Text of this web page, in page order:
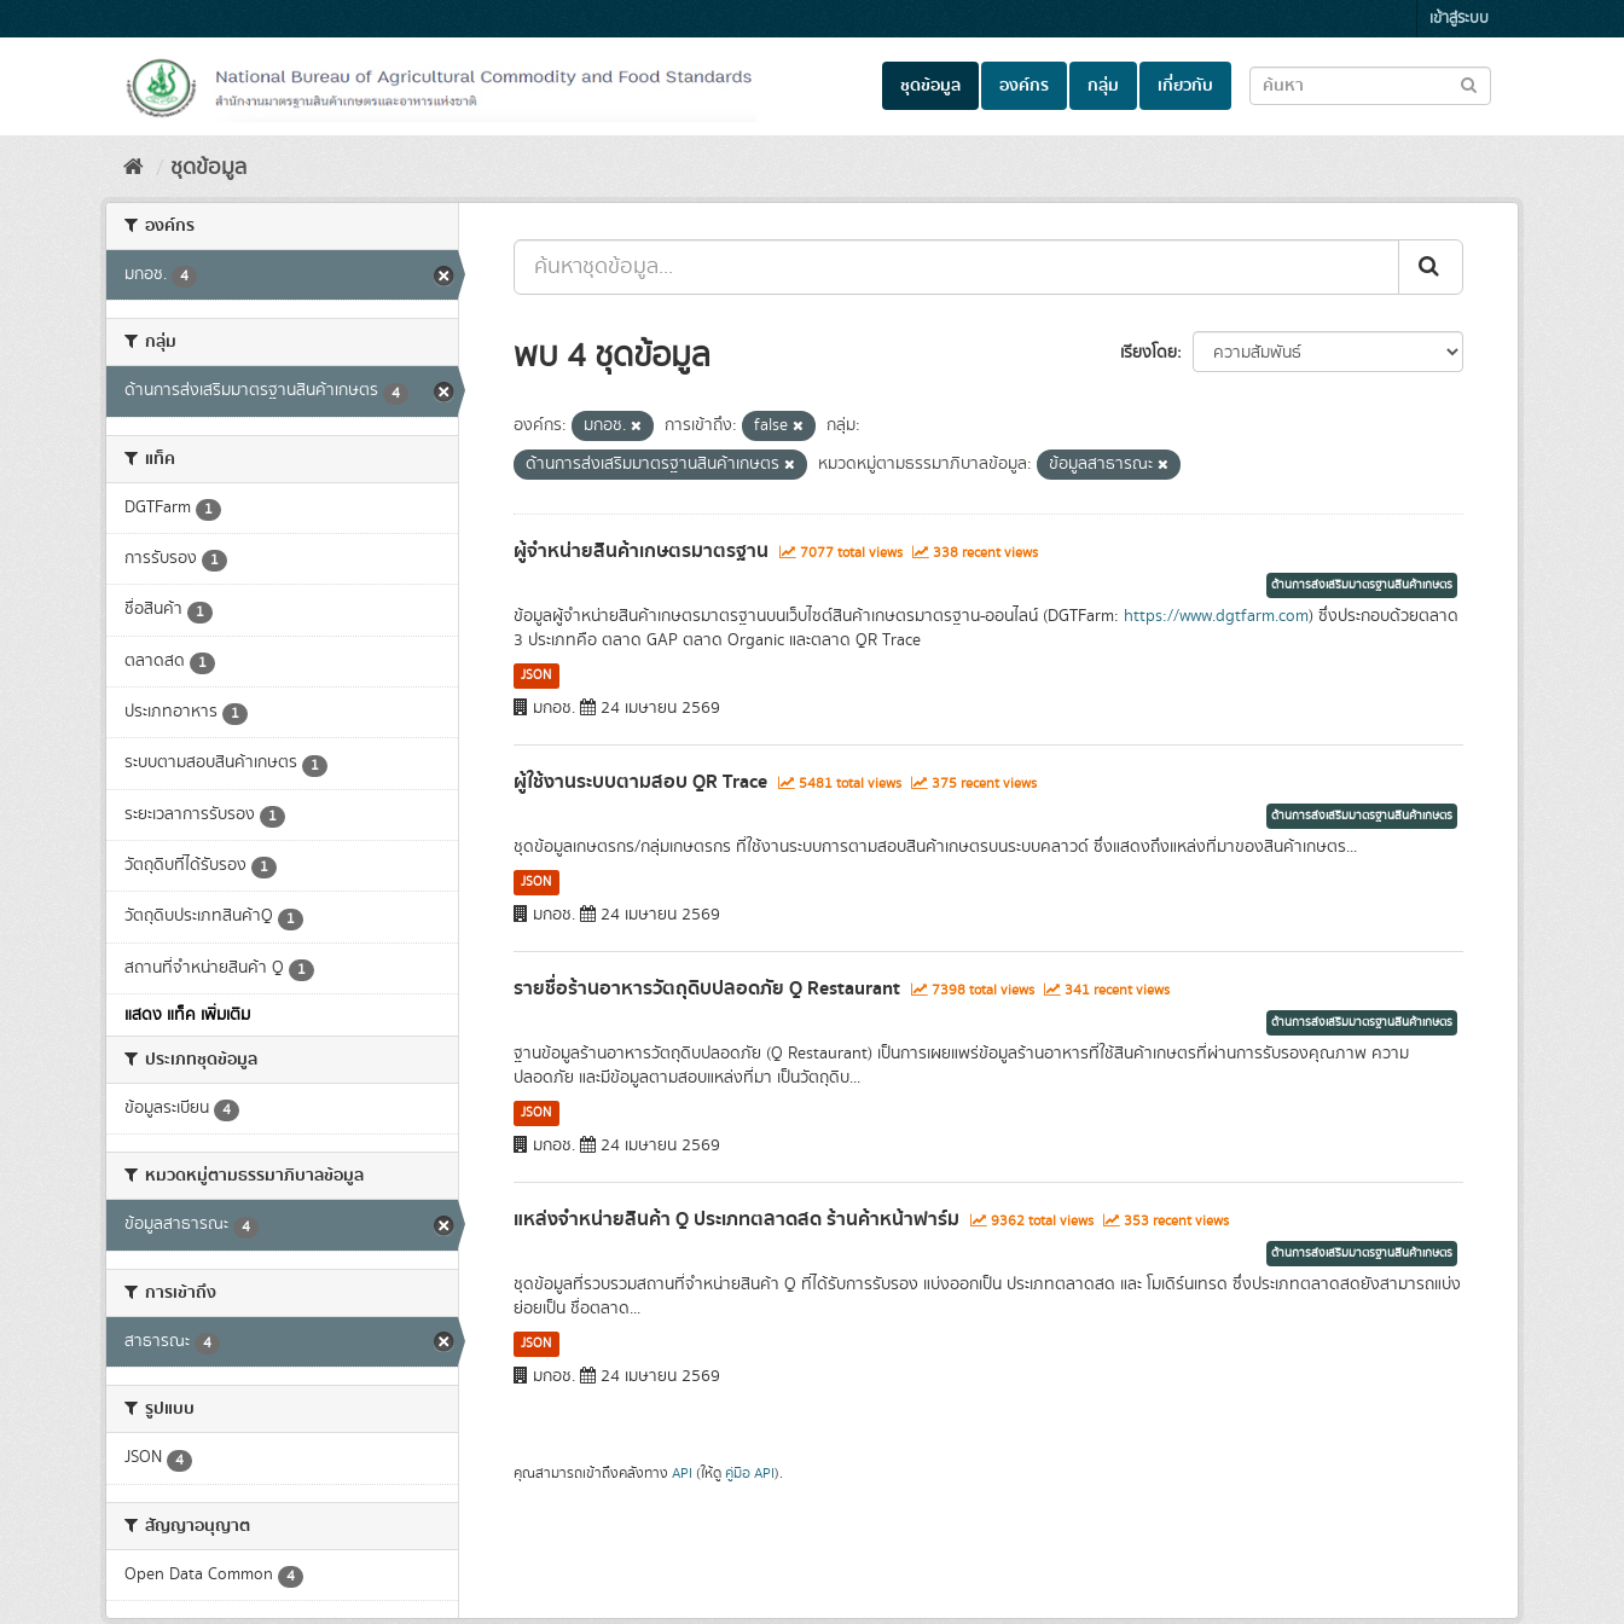
to
เข้าสู่ระบบ
ชุดข้อมูล องค์กร กลุ่ม เกี่ยวกับ
ชุดข้อมูล
องค์กร
มกอช. 4
กลุ่ม
ด้านการส่งเสริมมาตรฐานสินค้าเกษตร 4
แท็ค
DGTFarm 1
การรับรอง 1
ชื่อสินค้า 1
ตลาดสด 1
ประเภทอาหาร 1
ระบบตามสอบสินค้าเกษตร 1
ระยะเวลาการรับรอง 1
วัตถุดิบที่ได้รับรอง 1
วัตถุดิบประเภทสินค้าQ 1
สถานที่จำหน่ายสินค้า Q 1
แสดง แท็ค เพิ่มเติม
ประเภทชุดข้อมูล
ข้อมูลระเบียน 4
หมวดหมู่ตามธรรมาภิบาลข้อมูล
ข้อมูลสาธารณะ 4
การเข้าถึง
สาธารณะ 4
รูปแบบ
JSON 4
สัญญาอนุญาต
Open Data Common 4
เรียงโดย
พบ 4 ชุดข้อมูล
องค์กร: มกอช. การเข้าถึง: false
กลุ่ม:
ด้านการส่งเสริมมาตรฐานสินค้าเกษตร
หมวดหมู่ตามธรรมาภิบาลข้อมูล: ข้อมูลสาธารณะ
ผู้จำหน่ายสินค้าเกษตรมาตรฐาน 7077 total views 338 recent views
ด้านการส่งเสริมมาตรฐานสินค้าเกษตร
ข้อมูลผู้จำหน่ายสินค้าเกษตรมาตรฐานบนเว็บไซต์สินค้าเกษตรมาตรฐาน-ออนไลน์ (DGTFarm: https://www.dgtfarm.com) ซึ่งประกอบด้วยตลาด
3 ประเภทคือ ตลาด GAP ตลาด Organic และตลาด QR Trace
JSON
มกอช. 24 เมษายน 2569
ผู้ใช้งานระบบตามสอบ QR Trace 5481 total views 375 recent views
ด้านการส่งเสริมมาตรฐานสินค้าเกษตร
ชุดข้อมูลเกษตรกร/กลุ่มเกษตรกร ที่ใช้งานระบบการตามสอบสินค้าเกษตรบนระบบคลาวด์ ซึ่งแสดงถึงแหล่งที่มาของสินค้าเกษตร...
JSON
มกอช. 24 เมษายน 2569
รายชื่อร้านอาหารวัตถุดิบปลอดภัย Q Restaurant 7398 total views 341 recent views
ด้านการส่งเสริมมาตรฐานสินค้าเกษตร
ฐานข้อมูลร้านอาหารวัตถุดิบปลอดภัย (Q Restaurant) เป็นการเผยแพร่ข้อมูลร้านอาหารที่ใช้สินค้าเกษตรที่ผ่านการรับรองคุณภาพ ความ
ปลอดภัย และมีข้อมูลตามสอบแหล่งที่มา เป็นวัตถุดิบ...
JSON
มกอช. 24 เมษายน 2569
แหล่งจำหน่ายสินค้า Q ประเภทตลาดสด ร้านค้าหน้าฟาร์ม 9362 total views 353 recent views
ด้านการส่งเสริมมาตรฐานสินค้าเกษตร
ชุดข้อมูลที่รวบรวมสถานที่จำหน่ายสินค้า Q ที่ได้รับการรับรอง แบ่งออกเป็น ประเภทตลาดสด และ โมเดิร์นเทรด ซึ่งประเภทตลาดสดยังสามารถแบ่ง
ย่อยเป็น ชื่อตลาด...
JSON
มกอช. 24 เมษายน 2569
คุณสามารถเข้าถึงคลังทาง API (ให้ดู คู่มือ API).